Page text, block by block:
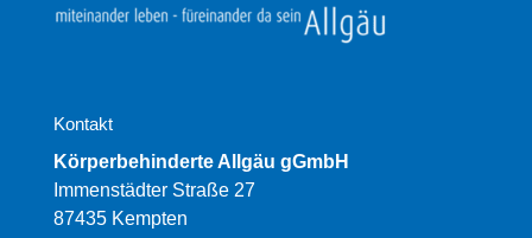
Kontakt
Körperbehinderte Allgäu gGmbH
Immenstädter Straße 27
87435 Kempten